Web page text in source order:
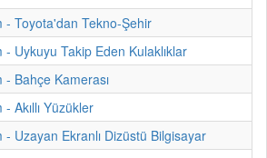
- Toyota'dan Tekno-Şehir
- Uykuyu Takip Eden Kulaklıklar
- Bahçe Kamerası
Akıllı Yüzükler
- Uzayan Ekranlı Dizüstü Bilgisayar